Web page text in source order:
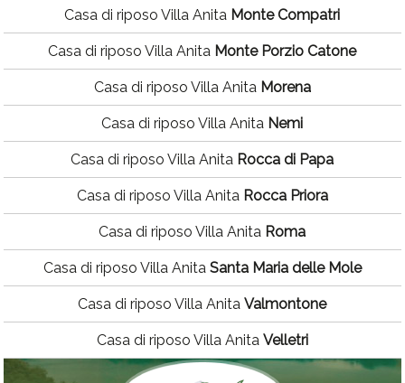
Casa di riposo Villa Anita Monte Compatri
Casa di riposo Villa Anita Monte Porzio Catone
Casa di riposo Villa Anita Morena
Casa di riposo Villa Anita Nemi
Casa di riposo Villa Anita Rocca di Papa
Casa di riposo Villa Anita Rocca Priora
Casa di riposo Villa Anita Roma
Casa di riposo Villa Anita Santa Maria delle Mole
Casa di riposo Villa AnitaValmontone
Casa di riposo Villa Anita Velletri